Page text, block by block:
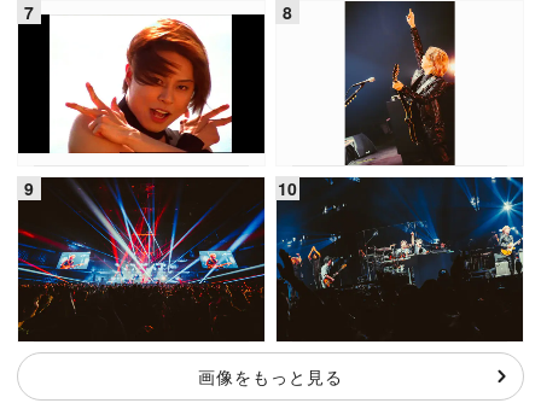
画像をもっと見る